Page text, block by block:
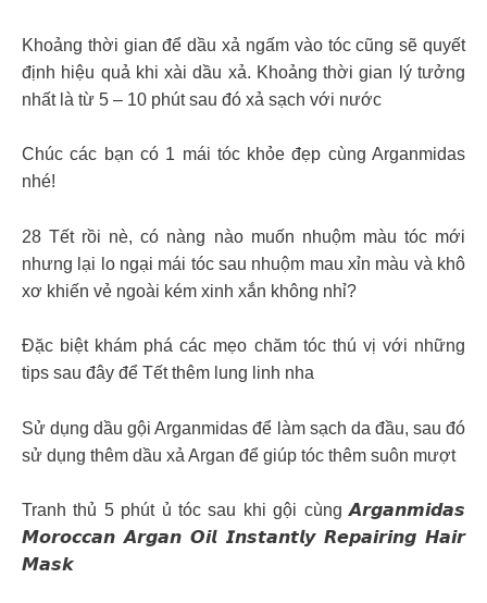
Khoảng thời gian để dầu xả ngấm vào tóc cũng sẽ quyết
định hiệu quả khi xài dầu xả. Khoảng thời gian lý tưởng
nhất là từ 5 – 10 phút sau đó xả sạch với nước
Chúc các bạn có 1 mái tóc khỏe đẹp cùng Arganmidas
nhé!
28 Tết rồi nè, có nàng nào muốn nhuộm màu tóc mới
nhưng lại lo ngại mái tóc sau nhuộm mau xỉn màu và khô
xơ khiến vẻ ngoài kém xinh xắn không nhỉ?
Đặc biệt khám phá các mẹo chăm tóc thú vị với những
tips sau đây để Tết thêm lung linh nha
Sử dụng dầu gội Arganmidas để làm sạch da đầu, sau đó
sử dụng thêm dầu xả Argan để giúp tóc thêm suôn mượt
Tranh thủ 5 phút ủ tóc sau khi gội cùng 𝘼𝙧𝙜𝙖𝙣𝙢𝙞𝙙𝙖𝙨
𝙈𝙤𝙧𝙤𝙘𝙘𝙖𝙣 𝘼𝙧𝙜𝙖𝙣 𝙊𝙞𝙡 𝙄𝙣𝙨𝙩𝙖𝙣𝙩𝙡𝙮 𝙍𝙚𝙥𝙖𝙞𝙧𝙞𝙣𝙜 𝙃𝙖𝙞𝙧
𝙈𝙖𝙨𝙠